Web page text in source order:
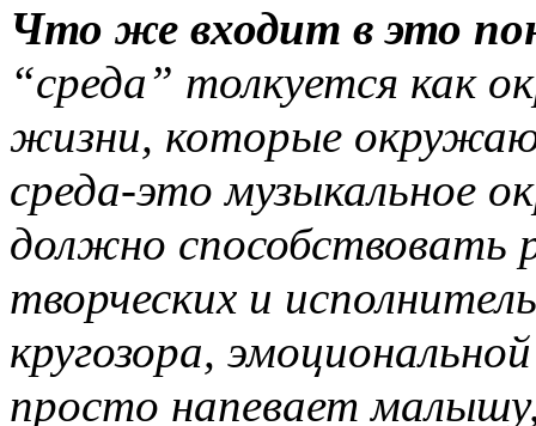
Что же входит в это
“среда” толкуется как
жизни, которые
среда-это музыкальное
должно способствовать
творческих и
кругозора,
просто напевает